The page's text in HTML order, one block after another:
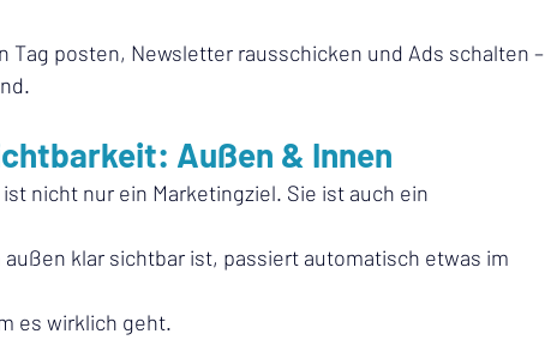
Tag posten, Newsletter rausschicken und Ads schalten –
Außen & Innen
nicht nur ein Marketingziel. Sie ist auch ein
klar sichtbar ist, passiert automatisch etwas im
es wirklich geht.